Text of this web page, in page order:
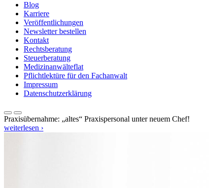
Blog
Karriere
Veröffentlichungen
Newsletter bestellen
Kontakt
Rechtsberatung
Steuerberatung
Medizinanwälteflat
Pflichtlektüre für den Fachanwalt
Impressum
Datenschutzerklärung
Praxisübernahme: „altes“ Praxispersonal unter neuem Chef!
weiterlesen ›